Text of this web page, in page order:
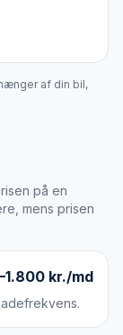
af din bil,
på en
mens prisen
kr./md